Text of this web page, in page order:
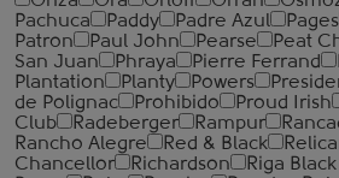
Pachuca
Paddy Padre Azul Pages
Patron
Paul John Pearse Peat
San Juan
Phraya Pierre Ferrand
Plantation
Planty Powers
de Polignac
Prohibido Proud Irish
Club
Radeberger Rampur
Rancho Alegre
Red & Black
Chancellor
Richardson Riga